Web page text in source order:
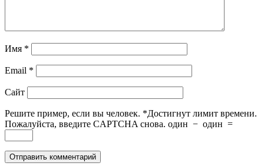
Имя *
Email *
Сайт
Решите пример, если вы человек. *Достигнут лимит времени.
Пожалуйста, введите CAPTCHA снова. один − один =